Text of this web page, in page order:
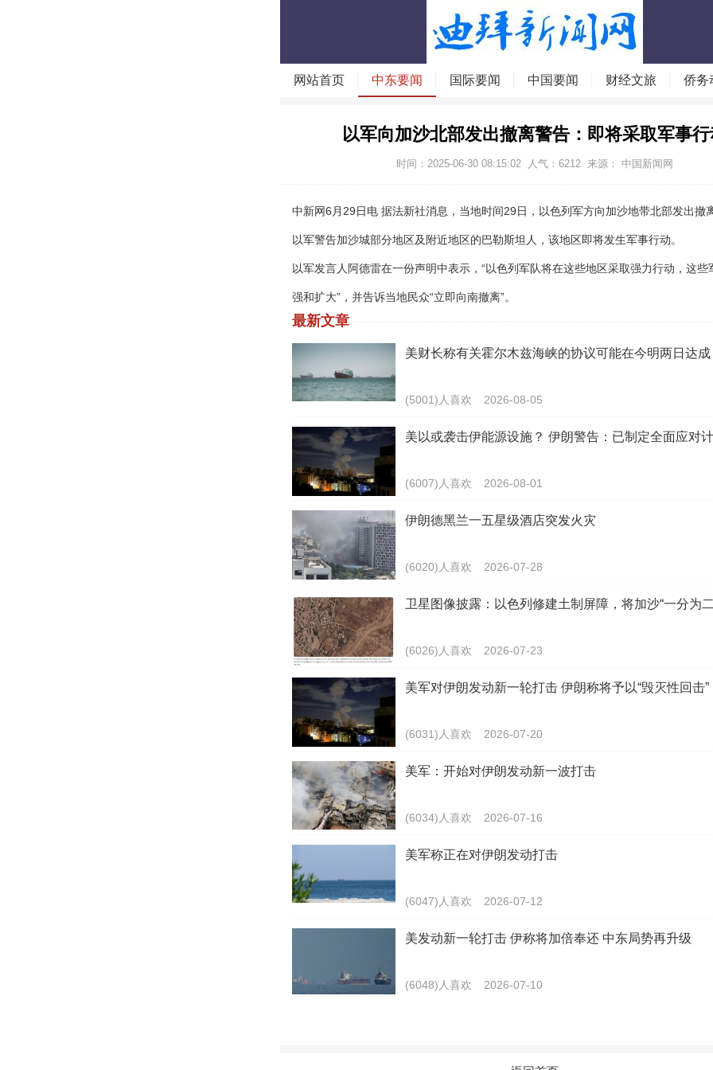
网站首页 中东要闻 国际要闻 中国要闻 财经文旅 侨务
以军向加沙北部发出撤离警告：即将采取军事
时间：2025-06-30 08:15:02 人气： 6212 来源： 中国新闻网
中新网6月29日电 据法新社消息，当地时间29日，以色列军方向加沙地带北部发出撤
以军警告加沙城部分地区及附近地区的巴勒斯坦人，该地区即将发生军事行动。
以军发言人阿德雷在一份声明中表示，“以色列军队将在这些地区采取强力行动，这些
强和扩大”，并告诉当地民众“立即向南撤离”。
最新文章
美财长称有关霍尔木兹海峡的协议可能在今明两日达成
(5001)人喜欢 2026-08-05
美以或袭击伊能源设施？ 伊朗警告：已制定全面应对
(6007)人喜欢 2026-08-01
伊朗德黑兰一五星级酒店突发火灾
(6020)人喜欢 2026-07-28
卫星图像披露：以色列修建土制屏障，将加沙“一分为
(6026)人喜欢 2026-07-23
美军对伊朗发动新一轮打击 伊朗称将予以“毁灭性回击”
(6031)人喜欢 2026-07-20
美军：开始对伊朗发动新一波打击
(6034)人喜欢 2026-07-16
美军称正在对伊朗发动打击
(6047)人喜欢 2026-07-12
美发动新一轮打击 伊称将加倍奉还 中东局势再升级
(6048)人喜欢 2026-07-10